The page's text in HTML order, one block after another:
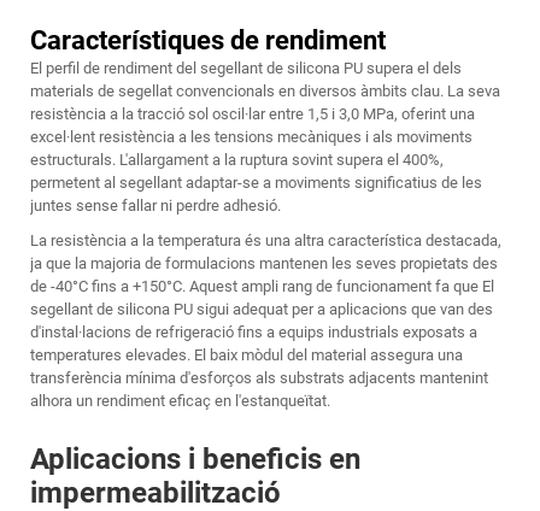
Característiques de rendiment
El perfil de rendiment del segellant de silicona PU supera el dels
materials de segellat convencionals en diversos àmbits clau. La seva
resistència a la tracció sol oscil·lar entre 1,5 i 3,0 MPa, oferint una
excel·lent resistència a les tensions mecàniques i als moviments
estructurals. L'allargament a la ruptura sovint supera el 400%,
permetent al segellant adaptar-se a moviments significatius de les
juntes sense fallar ni perdre adhesió.
La resistència a la temperatura és una altra característica destacada,
ja que la majoria de formulacions mantenen les seves propietats des
de -40°C fins a +150°C. Aquest ampli rang de funcionament fa que El
segellant de silicona PU sigui adequat per a aplicacions que van des
d'instal·lacions de refrigeració fins a equips industrials exposats a
temperatures elevades. El baix mòdul del material assegura una
transferència mínima d'esforços als substrats adjacents mantenint
alhora un rendiment eficaç en l'estanqueïtat.
Aplicacions i beneficis en
impermeabilització